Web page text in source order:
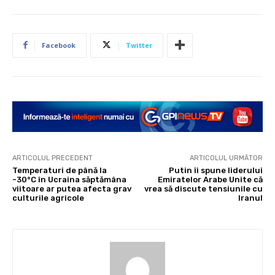
Facebook Twitter
ARTICOLUL PRECEDENT
Temperaturi de până la
-30°C în Ucraina săptămâna
viitoare ar putea afecta grav
culturile agricole
ARTICOLUL URMĂTOR
Putin îi spune liderului
Emiratelor Arabe Unite că
vrea să discute tensiunile cu
Iranul